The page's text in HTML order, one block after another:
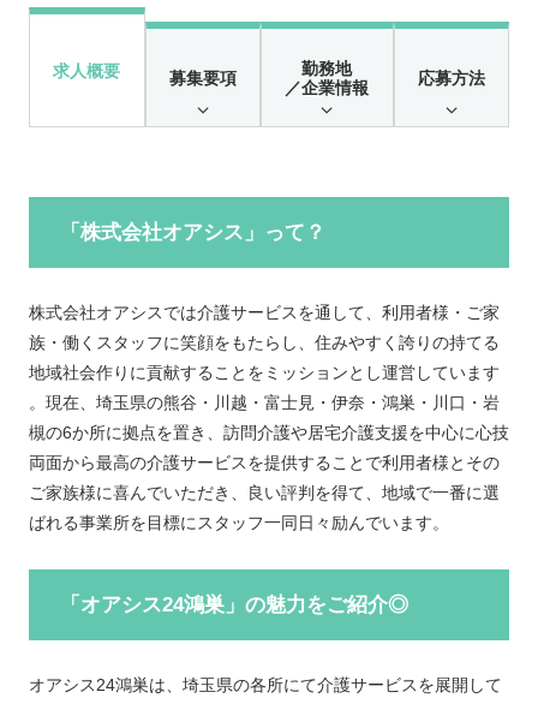
求人概要 募集要項
勤務地
／企業情報
応募方法
「株式会社オアシス」って？
株式会社オアシスでは介護サービスを通して、利用者様・ご家
族・働くスタッフに笑顔をもたらし、住みやすく誇りの持てる
地域社会作りに貢献することをミッションとし運営しています
。現在、埼玉県の熊谷・川越・富士見・伊奈・鴻巣・川口・岩
槻の6か所に拠点を置き、訪問介護や居宅介護支援を中心に心技
両面から最高の介護サービスを提供することで利用者様とその
ご家族様に喜んでいただき、良い評判を得て、地域で一番に選
ばれる事業所を目標にスタッフ一同日々励んでいます。
「オアシス24鴻巣」の魅力をご紹介◎
オアシス24鴻巣は、埼玉県の各所にて介護サービスを展開して